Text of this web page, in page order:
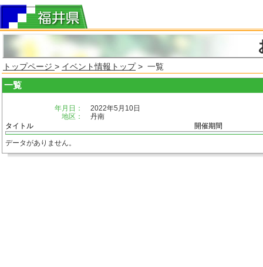
トップページ > イベント情報トップ> 一覧
一覧
年月日：
2022年5月10日
地区：
丹南
タイトル
開催期間
データがありません。